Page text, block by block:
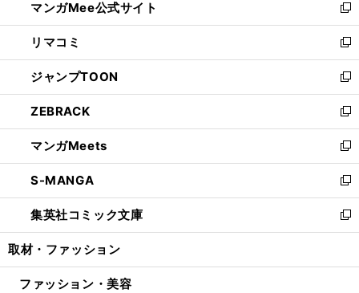
く
ド
ウ
で
開
く
ィ
ン
ド
ウ
で
開
く
い
ウ
ィ
ン
ド
ウ
で
開
く
マンガMee公式サイト
新
し
い
ウ
ィ
ン
ド
ウ
で
開
く
リマコミ
新
し
い
ウ
ィ
ン
ド
ウ
で
開
く
ジャンプTOON
新
し
い
ウ
ィ
ン
ド
ウ
で
開
ZEBRACK
新
し
い
ウ
ィ
ン
ド
ウ
開
マンガMeets
新
し
い
ウ
ィ
ン
ウ
S-MANGA
新
し
い
ウ
ン
集英社コミック文庫
新
し
ウ
取材・ファッション
ファッション・美容